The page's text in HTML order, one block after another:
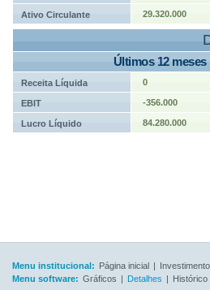
Ativo Circulante 29.320.000
Últimos 12 meses
Receita Líquida 0
EBIT -356.000
Lucro Líquido 84.280.000
Menu institucional: Página inicial |
Menu software: Gráficos | Detalhes | Histórico